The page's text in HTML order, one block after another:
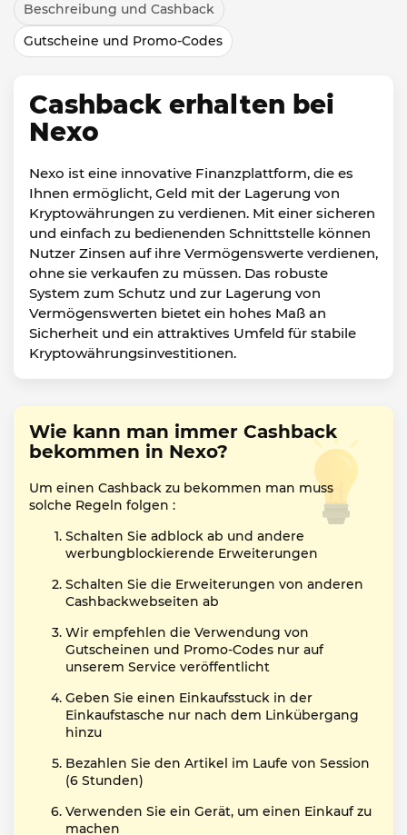
Beschreibung und Cashback
Gutscheine und Promo-Codes
Cashback erhalten bei
Nexo
Nexo ist eine innovative Finanzplattform, die es
Ihnen ermöglicht, Geld mit der Lagerung von
Kryptowährungen zu verdienen. Mit einer sicheren
und einfach zu bedienenden Schnittstelle können
Nutzer Zinsen auf ihre Vermögenswerte verdienen,
ohne sie verkaufen zu müssen. Das robuste
System zum Schutz und zur Lagerung von
Vermögenswerten bietet ein hohes Maß an
Sicherheit und ein attraktives Umfeld für stabile
Kryptowährungsinvestitionen.
Wie kann man immer Cashback
bekommen in Nexo?
Um einen Cashback zu bekommen man muss
solche Regeln folgen :
Schalten Sie adblock ab und andere
werbungblockierende Erweiterungen
Schalten Sie die Erweiterungen von anderen
Cashbackwebseiten ab
Wir empfehlen die Verwendung von
Gutscheinen und Promo-Codes nur auf
unserem Service veröffentlicht
Geben Sie einen Einkaufsstuck in der
Einkaufstasche nur nach dem Linkübergang
hinzu
Bezahlen Sie den Artikel im Laufe von Session
(6 Stunden)
Verwenden Sie ein Gerät, um einen Einkauf zu
machen